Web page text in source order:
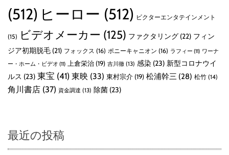
(512) ヒーロー (512) ビクターエンタテインメント
(15) ビデオメーカー (125) ファクタリング (22) フィン
ジア初期脱毛 (21) フォックス (16) ポニーキャニオン (16) ラフィー (11) ワーナ
ー・ホーム・ビデオ (11) 上倉栄治 (19) 吉川徹 (13) 感染 (23) 新型コロナウイ
ルス (23) 東宝 (41) 東映 (33) 東村宗介 (19) 松浦幹三 (28) 松竹 (14)
角川書店 (37) 資金調達 (13) 除菌 (23)
最近の投稿